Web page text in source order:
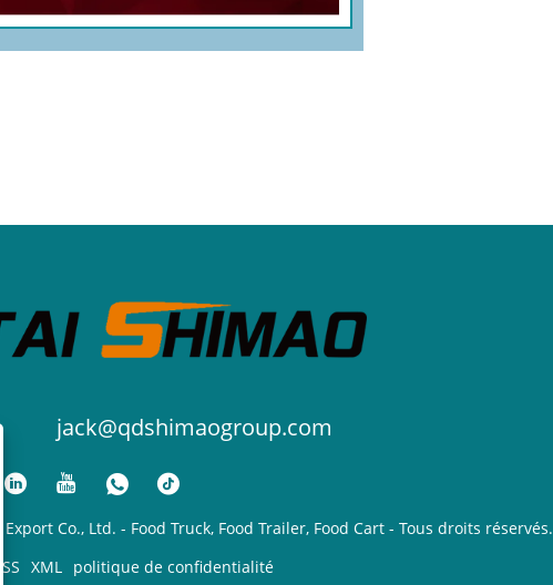
jack@qdshimaogroup.com
Co., Ltd. - Food Truck, Food Trailer, Food Cart - Tous droits réservés.
RSS XML politique de confidentialité